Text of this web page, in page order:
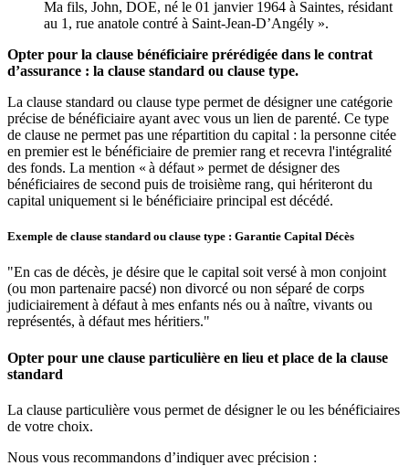
Ma fils, John, DOE, né le 01 janvier 1964 à Saintes, résidant
au 1, rue anatole contré à Saint-Jean-D’Angély ».
Opter pour la clause bénéficiaire prérédigée dans le contrat
d’assurance : la clause standard ou clause type.
La clause standard ou clause type permet de désigner une catégorie
précise de bénéficiaire ayant avec vous un lien de parenté. Ce type
de clause ne permet pas une répartition du capital : la personne citée
en premier est le bénéficiaire de premier rang et recevra l'intégralité
des fonds. La mention « à défaut » permet de désigner des
bénéficiaires de second puis de troisième rang, qui hériteront du
capital uniquement si le bénéficiaire principal est décédé.
Exemple de clause standard ou clause type : Garantie Capital Décès
"En cas de décès, je désire que le capital soit versé à mon conjoint
(ou mon partenaire pacsé) non divorcé ou non séparé de corps
judiciairement à défaut à mes enfants nés ou à naître, vivants ou
représentés, à défaut mes héritiers."
Opter pour une clause particulière en lieu et place de la clause
standard
La clause particulière vous permet de désigner le ou les bénéficiaires
de votre choix.
Nous vous recommandons d’indiquer avec précision :